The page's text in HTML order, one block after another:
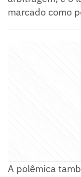
marcado como
A polêmica